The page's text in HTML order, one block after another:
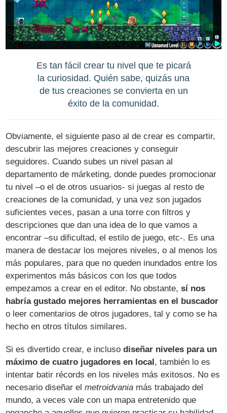
Es tan fácil crear tu nivel que te picará
la curiosidad. Quién sabe, quizás una
de tus creaciones se convierta en un
éxito de la comunidad.
Obviamente, el siguiente paso al de crear es compartir,
descubrir las mejores creaciones y conseguir
seguidores. Cuando subes un nivel pasan al
departamento de márketing, donde puedes promocionar
tu nivel –o el de otros usuarios- si juegas al resto de
creaciones de la comunidad, y una vez son jugados
suficientes veces, pasan a una torre con filtros y
descripciones que dan una idea de lo que vamos a
encontrar –su dificultad, el estilo de juego, etc-. Es una
manera de destacar los mejores niveles, o al menos los
más populares, para que no queden inundados entre los
experimentos más básicos con los que todos
empezamos a crear en el editor. No obstante,sí nos
habría gustado mejores herramientas en el buscador
o leer comentarios de otros jugadores, tal y como se ha
hecho en otros títulos similares.
Si es divertido crear, e incluso diseñar niveles para un
máximo de cuatro jugadores en local, también lo es
intentar batir récords en los niveles más exitosos. No es
necesario diseñar elmetroidvania más trabajado del
mundo, a veces vale con un mapa entretenido que